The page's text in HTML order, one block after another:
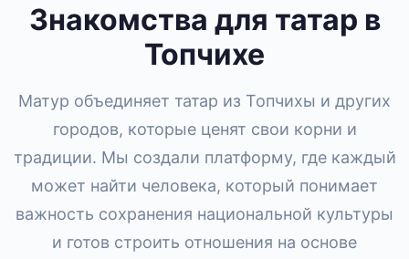
Знакомства для татар в
Топчихе
Матур объединяет татар из Топчихы и других
городов, которые ценят свои корни и
традиции. Мы создали платформу, где каждый
может найти человека, который понимает
важность сохранения национальной культуры
и готов строить отношения на основе